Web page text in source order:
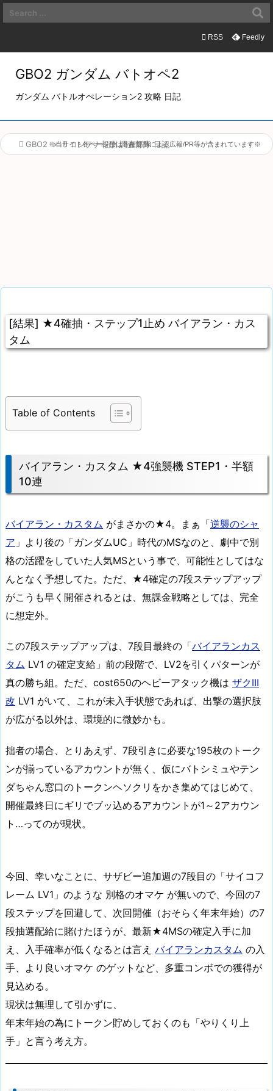
GBO2 ガンダム バトオペ2
ガンダム バトルオぺレーション2 攻略 日記


 RSS Feedly
 GBO2 > コンテナ報酬 調査部隊 日記
※当サイト各ページには各種提携による広報/PR等が含まれています※
[結果] ★4確抽・ステップ1止め バイアラン・カス
タム
Table of Contents
バイアラン・カスタム ★4強襲機 STEP1・半額
10連
バイアラン・カスタム がまさかの★4。まぁ「逆襲のシャ
ア 」より後の「ガンダムUC」時代のMSなのと、劇中で別
格の活躍をしていた人気MSという事で、可能性としてはな
んとなく予想してた。ただ、★4確定の7段ステップアップ
がこうも早く開催されるとは、無課金戦略としては、完全
に想定外。
この7段ステップアップは、7段目最終の「バイアランカス
タム LV1 の確定支給」前の段階で、LV2を引くパターンが
真の勝ち組。ただ、cost650のヘビーアタック機は ザクIII
改 LV1 がいて、これが未入手状態であれば、出撃の選択肢
が広がる以外は、環境的に微妙かも。
拙者の場合、とりあえず、7段引きに必要な195枚のトーク
ンが揃っているアカウントが無く、仮にバトシミュやテン
ダちゃん窓口のトークンヘソクリをかき集めてはじめて、
開催最終日にギリでブッ込めるアカウントが1～2アカウン
ト…ってのが現状。
今回、幸いなことに、サザビー追加週の7段目の「サイコフ
レーム LV1」のような 別格のオマケ が無いので、今回の7
段ステップを回避して、次回開催（おそらく年末年始）の7
段抽選配給に賭けたほうが、最新★4MSの確定入手に加
え、入手確率が低くなるとは言え バイアランカスタム の入
手、より良いオマケ のゲットなど、多重コンボでの獲得が
見込める。
現状は無理して引かずに、
年末年始の為にトークン貯めしておくのも「やりくり上
手」と言う考え方。